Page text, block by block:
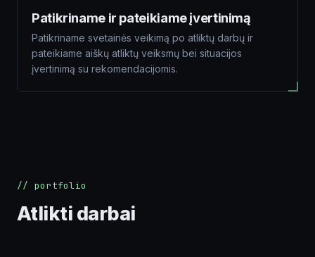
Patikriname ir pateikiame įvertinimą
Patikriname svetainės veikimą po atliktų darbų ir
pateikiame aiškų atliktų veiksmų bei situacijos
įvertinimą su rekomendacijomis.
// portfolio
Atlikti darbai